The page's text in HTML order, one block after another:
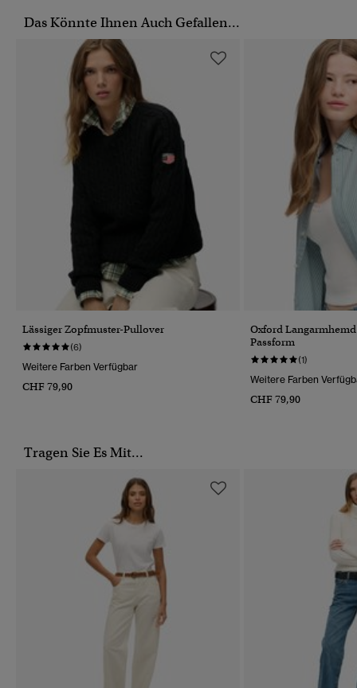
Das Könnte Ihnen Auch Gefallen...
Lässiger Zopfmuster-Pullover
(6)
Weitere Farben Verfügbar
CHF 79,90
Oxford
Passform
(1)
Weitere Farben
CHF 79,90
Tragen Sie Es Mit...